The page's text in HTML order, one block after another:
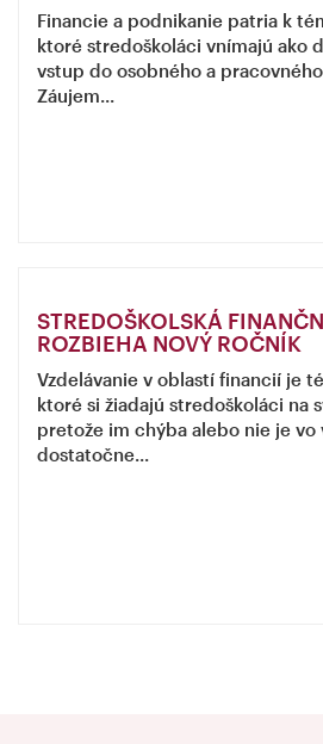
Financie a podnikanie patria k
ktoré stredoškoláci vnímajú ako
vstup do osobného a
Záujem...
STREDOŠKOLSKÁ
ROZBIEHA NOVÝ ROČNÍK
Vzdelávanie v oblastí financií je
ktoré si žiadajú stredoškoláci na
pretože im chýba alebo nie je vo
dostatočne...